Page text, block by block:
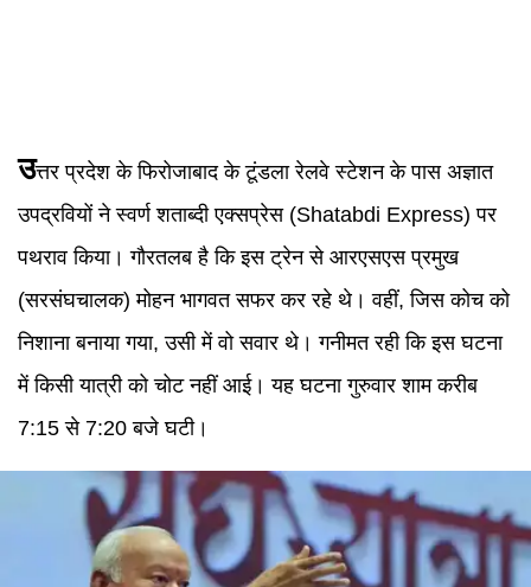
उत्तर प्रदेश के फिरोजाबाद के टूंडला रेलवे स्टेशन के पास अज्ञात
उपद्रवियों ने स्वर्ण शताब्दी एक्सप्रेस (Shatabdi Express)पर
पथराव किया। गौरतलब है कि इस ट्रेन से आरएसएस प्रमुख
(सरसंघचालक) मोहन भागवत सफर कर रहे थे। वहीं, जिस कोच को
निशाना बनाया गया, उसी में वो सवार थे। गनीमत रही कि इस घटना
में किसी यात्री को चोट नहीं आई। यह घटना गुरुवार शाम करीब
7:15 से 7:20 बजे घटी।